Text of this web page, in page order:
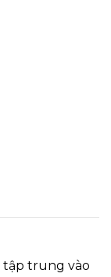
tập trung vào